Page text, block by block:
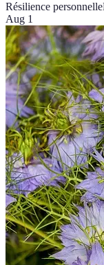
Résilience personnelle
Aug 1